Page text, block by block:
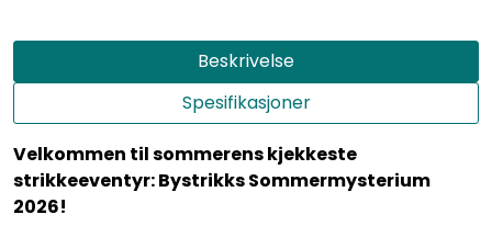
Beskrivelse
Spesifikasjoner
Velkommen til sommerens kjekkeste
strikkeeventyr: Bystrikks Sommermysterium
2026!